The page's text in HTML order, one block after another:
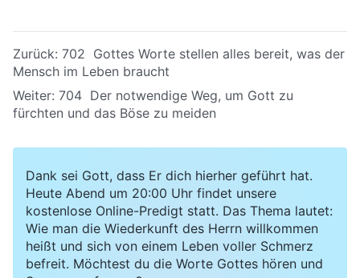
Zurück: 702 Gottes Worte stellen alles bereit, was der
Mensch im Leben braucht
Weiter: 704 Der notwendige Weg, um Gott zu
fürchten und das Böse zu meiden
Dank sei Gott, dass Er dich hierher geführt hat.
Heute Abend um 20:00 Uhr findet unsere
kostenlose Online-Predigt statt. Das Thema lautet:
Wie man die Wiederkunft des Herrn willkommen
heißt und sich von einem Leben voller Schmerz
befreit. Möchtest du die Worte Gottes hören und